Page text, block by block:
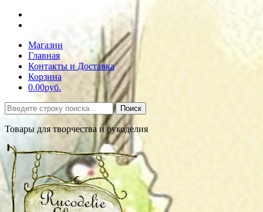
Магазин
Главная
Контакты и Доставка
Корзина
0.00руб.
Поиск
Товары для творчества и рукоделия